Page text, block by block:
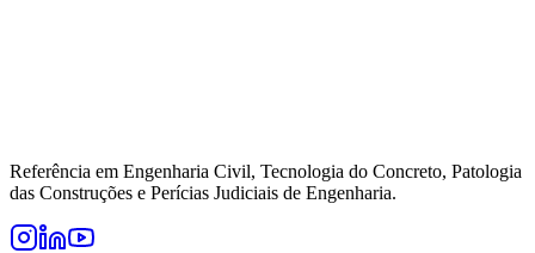
Referência em Engenharia Civil, Tecnologia do Concreto, Patologia
das Construções e Perícias Judiciais de Engenharia.